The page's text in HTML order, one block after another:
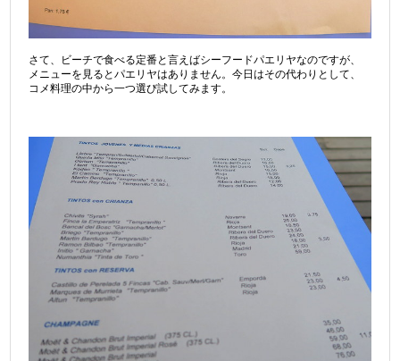
さて、ビーチで食べる定番と言えばシーフードパエリヤなのですが、
メニューを見るとパエリヤはありません。今日はその代わりとして、
コメ料理の中から一つ選び試してみます。